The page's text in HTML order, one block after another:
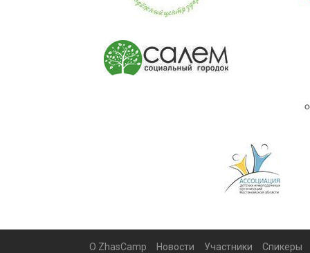
О ZhasCamp Новости Участники Спикеры